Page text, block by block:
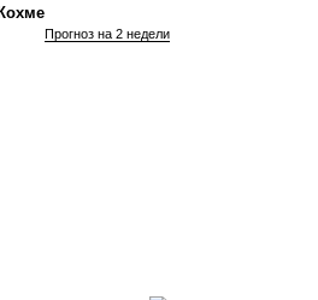
Прогноз на 2 недели